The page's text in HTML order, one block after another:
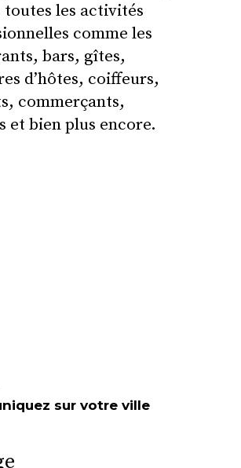
toutes les activités
comme les
bars, gîtes,
d’hôtes, coiffeurs,
commerçants,
et bien plus encore.
sur votre ville